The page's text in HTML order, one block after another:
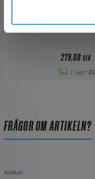
279,00 SEK
i lager22
FRÅGOR OM ARTIKELN?
Artikel